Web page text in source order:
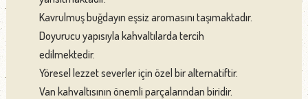
Kavrulmuş buğdayın eşsiz aromasını taşımaktadır.
Doyurucu yapısıyla kahvaltılarda tercih
edilmektedir.
Yöresel lezzet severler için özel bir alternatiftir.
Van kahvaltısının önemli parçalarından biridir.